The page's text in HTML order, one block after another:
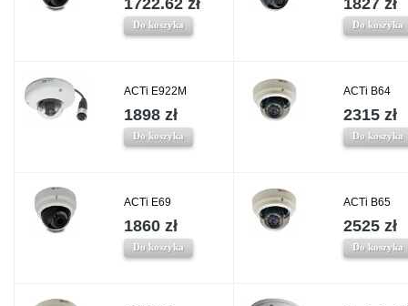
1722.62 zł
Do koszyka
1827 zł
Do koszyka
ACTi E922M
1898 zł
Do koszyka
ACTi B64
2315 zł
Do koszyka
ACTi E69
1860 zł
Do koszyka
ACTi B65
2525 zł
Do koszyka